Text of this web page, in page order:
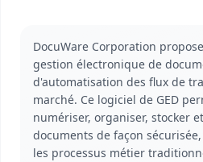
DocuWare Corporation
gestion électronique de
d'automatisation des flux de
marché. Ce logiciel de GED
numériser, organiser, stocker
documents de façon
les processus métier